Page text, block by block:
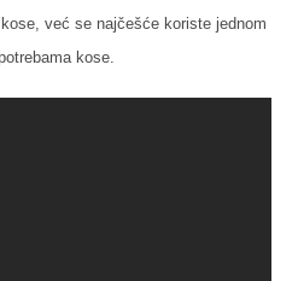
već se najčešće koriste jednom
kose.